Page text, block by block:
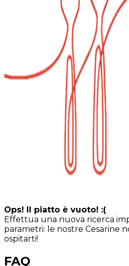
Ops! Il piatto è vuoto! :(
Effettua una nuova ricerca
parametri: le nostre Cesarine
ospitarti!
FAQ